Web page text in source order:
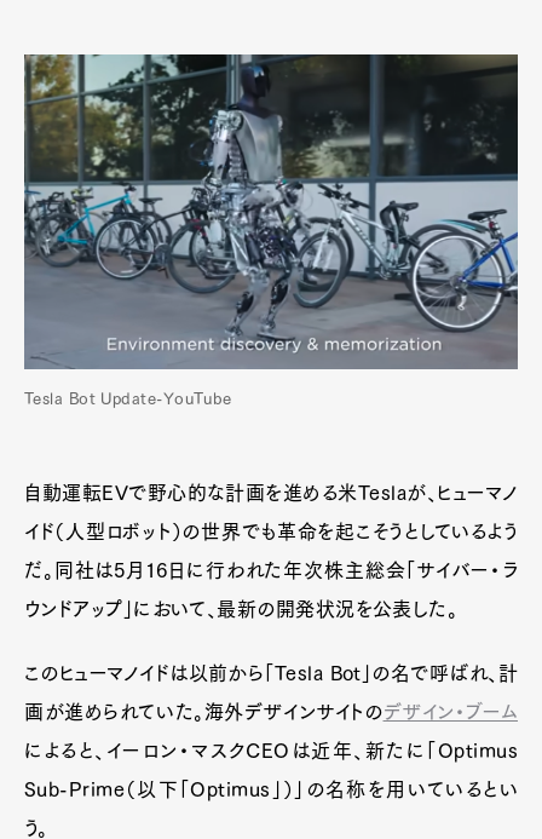
Tesla Bot Update-YouTube
自動運転EVで野心的な計画を進める米Teslaが、ヒューマノ
イド（人型ロボット）の世界でも革命を起こそうとしているよう
だ。同社は5月16日に行われた年次株主総会「サイバー・ラ
ウンドアップ」において、最新の開発状況を公表した。
このヒューマノイドは以前から「Tesla Bot」の名で呼ばれ、計
画が進められていた。海外デザインサイトのデザイン・ブーム
によると、イーロン・マスクCEOは近年、新たに「Optimus
Sub-Prime（以下「Optimus」）」の名称を用いているとい
う。